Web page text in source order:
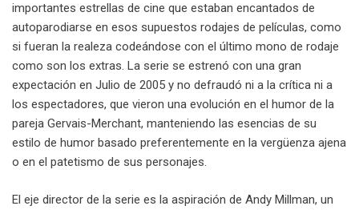
importantes estrellas de cine que estaban encantados de
autoparodiarse en esos supuestos rodajes de películas, como
si fueran la realeza codeándose con el último mono de rodaje
como son los extras. La serie se estrenó con una gran
expectación en Julio de 2005 y no defraudó ni a la crítica ni a
los espectadores, que vieron una evolución en el humor de la
pareja Gervais-Merchant, manteniendo las esencias de su
estilo de humor basado preferentemente en la vergüenza ajena
o en el patetismo de sus personajes.
El eje director de la serie es la aspiración de Andy Millman, un